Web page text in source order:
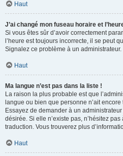
Haut
J’ai changé mon fuseau horaire et
Si vous êtes sûr d’avoir correctement
l’heure est toujours incorrecte, il se peut
Signalez ce problème à un administrateur.
Haut
Ma langue n’est pas dans la liste !
La raison la plus probable est que
langue ou bien que personne n’ait
Essayez de demander à un
désirée. Si elle n’existe pas, n’hésitez
traduction. Vous trouverez plus
Haut